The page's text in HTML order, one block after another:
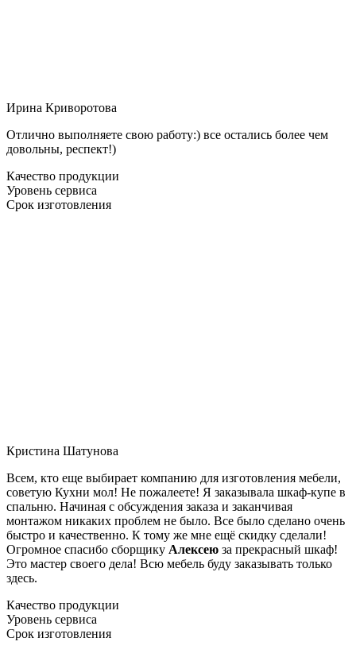
Ирина Криворотова
Отлично выполняете свою работу:) все остались более чем
довольны, респект!)
Качество продукции
Уровень сервиса
Срок изготовления
Кристина Шатунова
Всем, кто еще выбирает компанию для изготовления мебели,
советую Кухни мол! Не пожалеете! Я заказывала шкаф-купе в
спальню. Начиная с обсуждения заказа и заканчивая
монтажом никаких проблем не было. Все было сделано очень
быстро и качественно. К тому же мне ещё скидку сделали!
Огромное спасибо сборщику Алексею за прекрасный шкаф!
Это мастер своего дела! Всю мебель буду заказывать только
здесь.
Качество продукции
Уровень сервиса
Срок изготовления